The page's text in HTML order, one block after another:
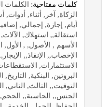
كلمات مفتاحية:
الزكاة, آخر, أثناء,
أيام, إجازة, إجمالي,
استقالة,, استهلاك,
الأسهم , الأصول, , الأول,
الإخصاب,, الإنقاذ,,
الاستثمارات,
البروتين, البنكية,
التوقيت,, الثالث,
الجنس,, الحاسبة,, الحجم,,